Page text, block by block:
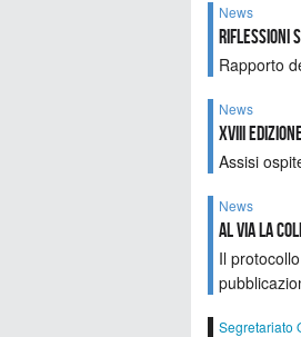
News
Riflessioni
Rapporto
News
XVIII
Assisi
News
Al via la
Il
Segretariato